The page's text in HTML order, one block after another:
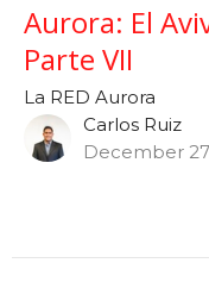
Aurora: El
Parte VII
La RED Aurora
Carlos Ruiz
December